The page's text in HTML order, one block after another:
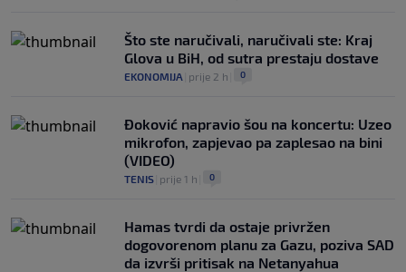
Što ste naručivali, naručivali ste: Kraj
Glova u BiH, od sutra prestaju dostave
EKONOMIJA prije 2 h 0
Đoković napravio šou na koncertu: Uzeo
mikrofon, zapjevao pa zaplesao na bini
(VIDEO)
TENIS prije 1 h 0
Hamas tvrdi da ostaje privržen
dogovorenom planu za Gazu, poziva SAD
da izvrši pritisak na Netanyahua